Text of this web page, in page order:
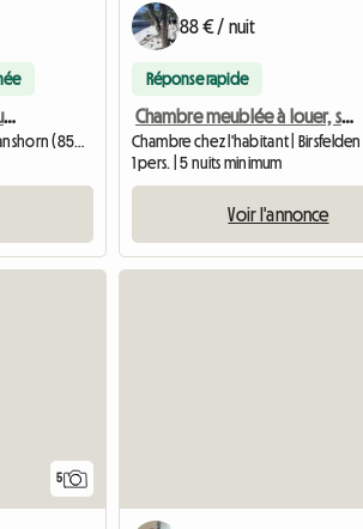
Chambre partagée avec vue sur le lac
88 € / nuit
Réponse rapide
Chambre meublée à louer, salle de bain luxueuse, jardin - Birsfelde
1 pers. | 5 nuits minimum
Voir l'annonce
5